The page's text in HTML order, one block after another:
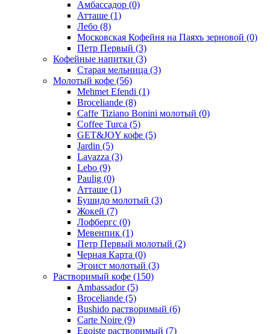
Амбассадор (0)
Атташе (1)
Лебо (8)
Московская Кофейня на Паяхъ зерновой (0)
Петр Первый (3)
Кофейные напитки (3)
Старая мельница (3)
Молотый кофе (56)
Mehmet Efendi (1)
Broceliande (8)
Caffe Tiziano Bonini молотый (0)
Coffee Turca (5)
GET&JOY кофе (5)
Jardin (5)
Lavazza (3)
Lebo (9)
Paulig (0)
Атташе (1)
Бушидо молотый (3)
Жокей (7)
Лофбергс (0)
Мевенпик (1)
Петр Первый молотый (2)
Черная Карта (0)
Эгоист молотый (3)
Растворимый кофе (150)
Ambassador(5)
Broceliande (5)
Bushido растворимый (6)
Carte Noire (9)
Egoiste растворимый (7)